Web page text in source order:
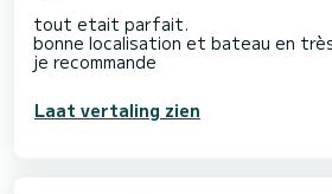
tout etait parfait.
bonne localisation et bateau en
je recommande
Laat vertaling zien